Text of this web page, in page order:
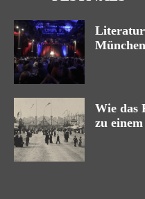
München
Wie das
zu